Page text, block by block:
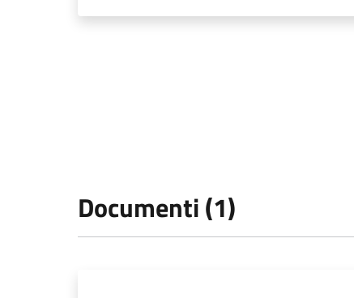
Documenti (1)